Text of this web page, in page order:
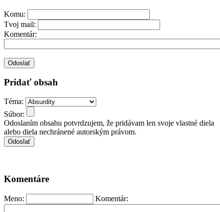
Komu:
Tvoj mail:
Komentár:
Pridať obsah
Téma:
Súbor:
Odoslaním obsahu potvrdzujem, že pridávam len svoje vlastné diela
alebo diela nechránené autorským právom.
Komentáre
Meno: Komentár: